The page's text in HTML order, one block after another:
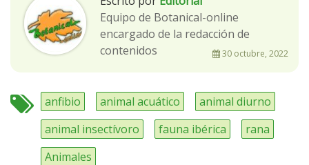
Equipo de Botanical-online
encargado de la redacción de
contenidos
30 octubre, 2022
anfibio animal acuático
animal diurno
animal insectívoro
fauna ibérica
rana
Animales